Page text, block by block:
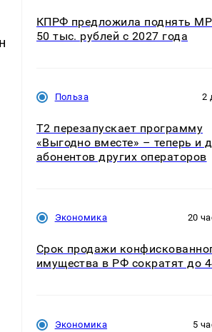
КПРФ предложила поднять
50 тыс. рублей с 2027 года
Польза 2
Т2 перезапускает программу
«Выгодно вместе» – теперь и
абонентов других операторов
Экономика 20
Срок продажи
имущества в РФ сократят до
Экономика 5